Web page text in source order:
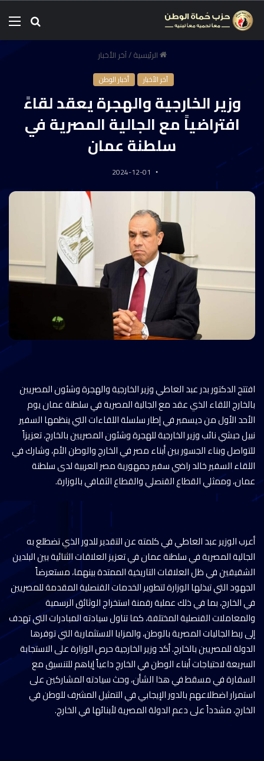
الرئيسية/آخر الأخبار
آخر الأخبار أخبار الوطن
وزير الخارجية والهجرة يعقد لقاءً
افتراضياً مع الجالية المصرية في
سلطنة عمان
2024-12-01
افتتح الدكتور بدر عبد العاطي وزير الخارجية والهجرة وشئون المصريين
بالخارج اللقاء الذي عقد مع الجالية المصرية في سلطنة عمان يوم
الأحد الأول من ديسمبر في إطار سلسلة اللقاءات التي ينظمها السفير
نبيل حبشي نائب وزير الخارجية للهجرة وشئون المصريين بالخارج، تعزيزاً
للتواصل وبناء الجسور بين أبناء مصر في الخارج والوطن الأم، وشارك في
اللقاء السفير خالد راضي سفير جمهورية مصر العربية لدى سلطنة
عمان، وممثلي القطاع القنصلي والقطاع الثقافي بالوزارة.
أعرب الوزير عبد العاطي في كلمته عن التقدير للدور الذي تضطلع به
الجالية المصرية في سلطنة عمان في تعزيز العلاقات الثنائية بين البلدين
الشقيقين في ظل العلاقات التاريخية الممتدة بينهما، مستعرضاً
الجهود التي تبذلها الوزارة لتطوير الخدمات القنصلية المقدمة للمصريين
في الخارج، بما في ذلك عملية رقمنة استخراج الوثائق الرسمية
والمعاملات القنصلية المختلفة، كما تناول سيادته المبادرات التي تهدف
إلى ربط الجاليات المصرية بالوطن، والمزايا الاستثمارية التي توفرها
الدولة للمصريين بالخارج. أكد وزير الخارجية حرص الوزارة على الاستجابة
السريعة لاحتياجات أبناء الوطن في الخارج داعياً إياهم للتنسيق مع
السفارة في مسقط في هذا الشأن، وحث سيادته المشاركين على
استمرار اضطلاعهم بالدور الإيجابي في التمثيل المشرف للوطن في
الخارج، مشدداً على دعم الدولة المصرية لأبنائها في الخارج.